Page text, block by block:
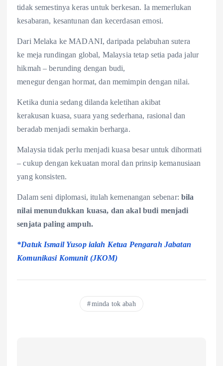
tidak semestinya keras untuk berkesan. Ia memerlukan
kesabaran, kesantunan dan kecerdasan emosi.
Dari Melaka ke MADANI, daripada pelabuhan sutera
ke meja rundingan global, Malaysia tetap setia pada jalur
hikmah – berunding dengan budi,
menegur dengan hormat, dan memimpin dengan nilai.
Ketika dunia sedang dilanda keletihan akibat
kerakusan kuasa, suara yang sederhana, rasional dan
beradab menjadi semakin berharga.
Malaysia tidak perlu menjadi kuasa besar untuk dihormati
– cukup dengan kekuatan moral dan prinsip kemanusiaan
yang konsisten.
Dalam seni diplomasi, itulah kemenangan sebenar: bila
nilai menundukkan kuasa, dan akal budi menjadi
senjata paling ampuh.
*Datuk Ismail Yusop ialah Ketua Pengarah Jabatan
Komunikasi Komunit (JKOM)
minda tok abah